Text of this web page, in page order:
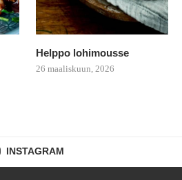
Helppo lohimousse
26 maaliskuun, 2026
INSTAGRAM